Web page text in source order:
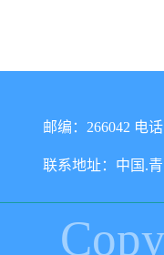
邮编：266042 电
联系地址：中国.